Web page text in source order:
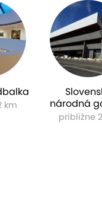
km
národná
približne